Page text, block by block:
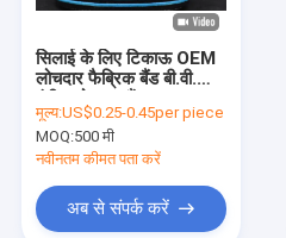
सिलाई के लिए टिकाऊ OEM
लोचदार फैब्रिक बैंड बी.वी.
मूल्य:US$0.25-0.45per piece
MOQ:500 मी
नवीनतम कीमत पता करें
अब से संपर्क करें